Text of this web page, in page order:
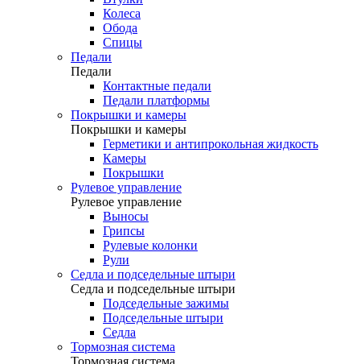
Колеса
Обода
Спицы
Педали
Педали
Контактные педали
Педали платформы
Покрышки и камеры
Покрышки и камеры
Герметики и антипрокольная жидкость
Камеры
Покрышки
Рулевое управление
Рулевое управление
Выносы
Грипсы
Рулевые колонки
Рули
Седла и подседельные штыри
Седла и подседельные штыри
Подседельные зажимы
Подседельные штыри
Седла
Тормозная система
Тормозная система